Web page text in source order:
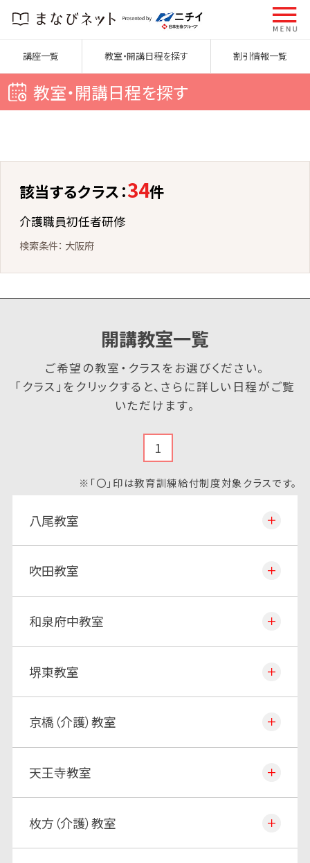
講座一覧 教室・開講日程を探す 割引情報一覧
教室・開講日程を探す
該当するクラス：34件
介護職員初任者研修
大阪府
開講教室一覧
ご希望の教室・クラスをお選びください。
「クラス」をクリックすると、さらに詳しい日程がご覧
いただけます。
1
※「〇」印は教育訓練給付制度対象クラスです。
八尾教室
吹田教室
和泉府中教室
堺東教室
京橋（介護）教室
天王寺教室
枚方（介護）教室